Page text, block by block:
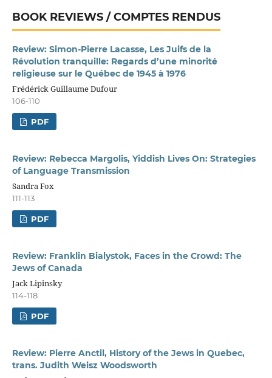
BOOK REVIEWS / COMPTES RENDUS
Review: Simon-Pierre Lacasse, Les Juifs de la
Révolution tranquille: Regards d’une minorité
religieuse sur le Québec de 1945 à 1976
Frédérick Guillaume Dufour
106-110
PDF
Review: Rebecca Margolis, Yiddish Lives On: Strategies
of Language Transmission
Sandra Fox
111-113
PDF
Review: Franklin Bialystok, Faces in the Crowd: The
Jews of Canada
Jack Lipinsky
114-118
PDF
Review: Pierre Anctil, History of the Jews in Quebec,
trans. Judith Weisz Woodsworth